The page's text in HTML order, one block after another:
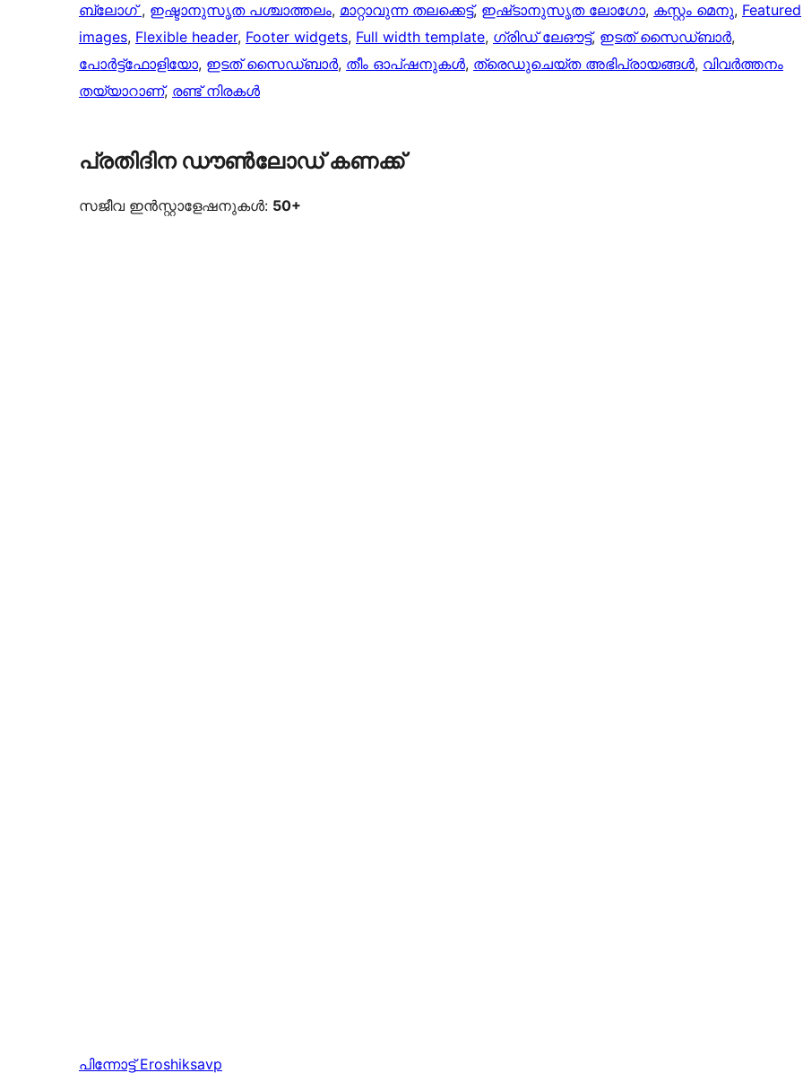
ബ്ലോഗ്, ഇഷ്ടാനുസൃത പശ്ചാത്തലം, മാറ്റാവുന്ന തലക്കെട്ട്‌, ഇഷ്‌ടാനുസൃത ലോഗോ, കസ്റ്റം മെനു, Featured
images, Flexible header, Footer widgets, Full width template, ഗ്രിഡ് ലേഔട്ട്, ഇടത് സൈഡ്ബാർ
പോർട്ട്‌ഫോളിയോ, ഇടത് സൈഡ്ബാർ, തീം ഓപ്ഷനുകൾ, ത്രെഡുചെയ്‌ത അഭിപ്രായങ്ങൾ, വിവർത്തനം
തയ്യാറാണ്, രണ്ട് നിരകൾ
പ്രതിദിന ഡൗൺലോഡ് കണക്ക്
സജീവ ഇൻസ്റ്റാളേഷനുകൾ: 50+
പിന്നോട്ട് Eroshiksavp